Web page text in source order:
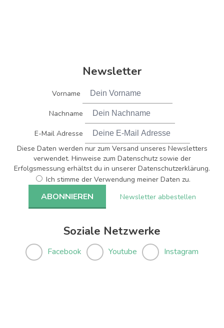
Newsletter
Vorname
Nachname
E-Mail Adresse
Diese Daten werden nur zum Versand unseres Newsletters
verwendet. Hinweise zum Datenschutz sowie der
Erfolgsmessung erhältst du in unserer Datenschutzerklärung.
Ich stimme der Verwendung meiner Daten zu.
Newsletter abbestellen
Soziale Netzwerke
Facebook Youtube Instagram